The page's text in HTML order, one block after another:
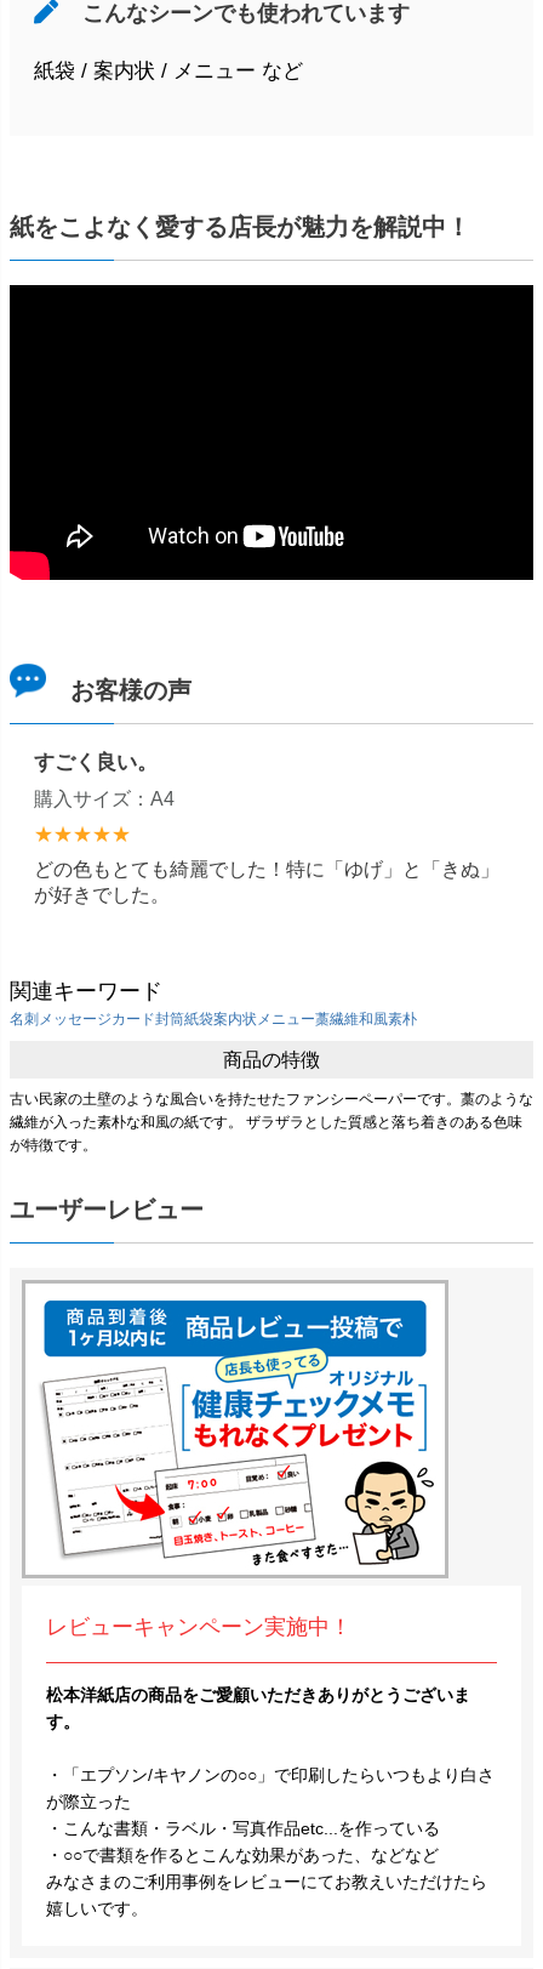
こんなシーンでも使われています
紙袋 / 案内状 / メニュー など
紙をこよなく愛する店長が魅力を解説中！
お客様の声
すごく良い。
購入サイズ：A4
★★★★★
どの色もとても綺麗でした！特に「ゆげ」と「きぬ」
が好きでした。
関連キーワード
名刺 メッセージカード封筒紙袋案内状メニュー藁繊維和風素朴
商品の特徴
古い民家の土壁のような風合いを持たせたファンシーペーパーです。藁のような
繊維が入った素朴な和風の紙です。 ザラザラとした質感と落ち着きのある色味
が特徴です。
ユーザーレビュー
レビューキャンペーン実施中！
松本洋紙店の商品をご愛顧いただきありがとうございま
す。
・「エプソン/キヤノンの○○」で印刷したらいつもより白さ
が際立った
・こんな書類・ラベル・写真作品etc...を作っている
・○○で書類を作るとこんな効果があった、などなど
みなさまのご利用事例をレビューにてお教えいただけたら
嬉しいです。